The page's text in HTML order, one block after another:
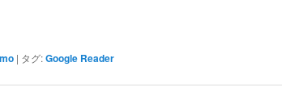
| タグ:Google Reader